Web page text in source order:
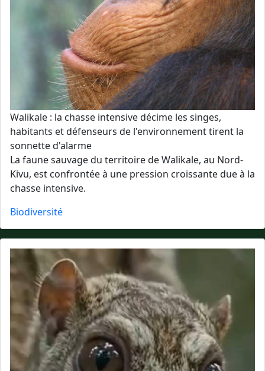
Walikale : la chasse intensive décime les singes,
habitants et défenseurs de l'environnement tirent la
sonnette d'alarme
La faune sauvage du territoire de Walikale, au Nord-
Kivu, est confrontée à une pression croissante due à la
chasse intensive.
Biodiversité